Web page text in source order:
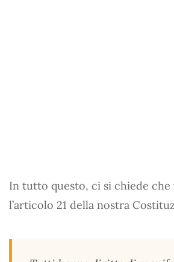
In tutto questo, ci si chiede che
l’articolo 21 della nostra